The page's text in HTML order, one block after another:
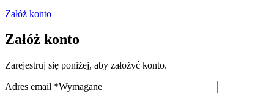
Załóż konto
Załóż konto
Zarejestruj się poniżej, aby założyć konto.
Adres email *Wymagane